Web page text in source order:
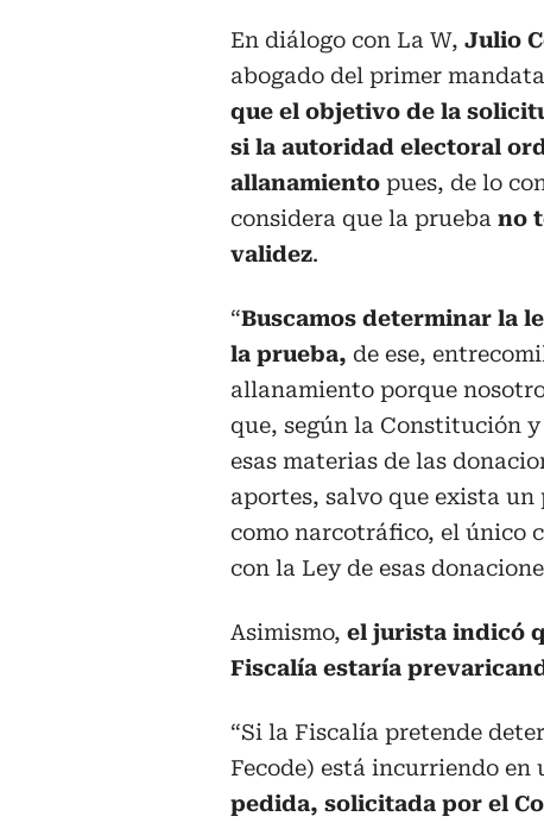
En diálogo con La W, Julio
abogado del primer
que el objetivo de la
si la autoridad electoral
allanamiento pues, de lo
considera que la prueba no
validez.
“Buscamos determinar la
la prueba, de ese,
allanamiento porque
que, según la Constitución
esas materias de las
aportes, salvo que exista
como narcotráfico, el único
con la Ley de esas
Asimismo, el jurista indicó
Fiscalía estaría
“Si la Fiscalía pretende
Fecode) está incurriendo en
pedida, solicitada por el